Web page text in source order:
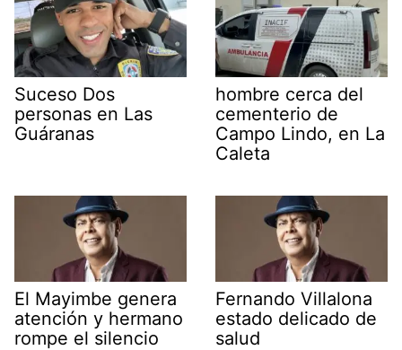
Suceso Dos
personas en Las
Guáranas
hombre cerca del
cementerio de
Campo Lindo, en La
Caleta
El Mayimbe genera
atención y hermano
rompe el silencio
Fernando Villalona
estado delicado de
salud